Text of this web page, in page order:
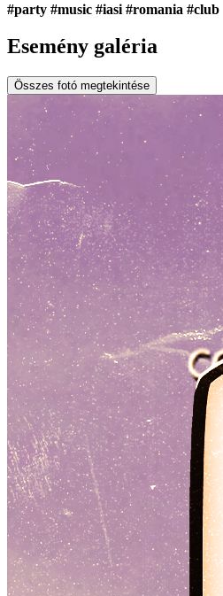
#party #music #iasi #romania #club
Esemény galéria
Összes fotó megtekintése